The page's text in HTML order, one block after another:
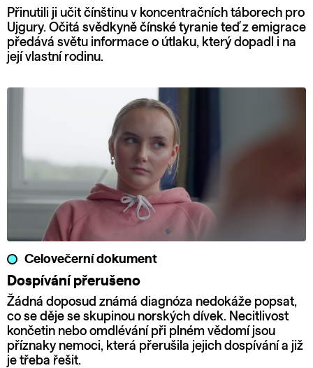
Přinutili ji učit čínštinu v koncentračních táborech pro
Ujgury. Očitá svědkyně čínské tyranie teď z emigrace
předává světu informace o útlaku, který dopadl i na
její vlastní rodinu.
Celovečerní dokument
Dospívání přerušeno
Žádná doposud známá diagnóza nedokáže popsat,
co se děje se skupinou norských dívek. Necitlivost
končetin nebo omdlévání při plném vědomí jsou
příznaky nemoci, která přerušila jejich dospívání a již
je třeba řešit.